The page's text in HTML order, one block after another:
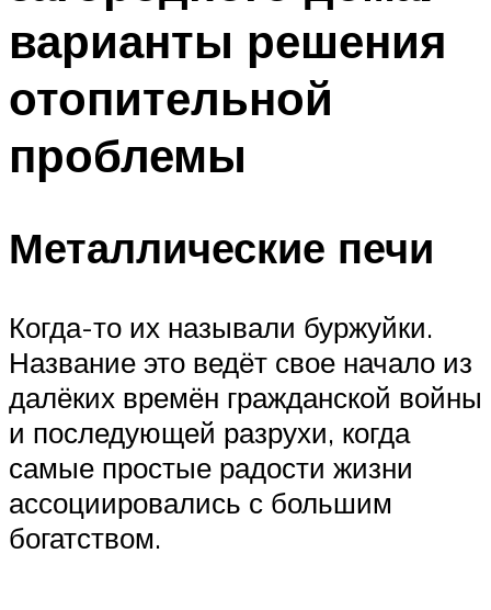
варианты решения
отопительной
проблемы
Металлические печи
Когда-то их называли буржуйки.
Название это ведёт свое начало из
далёких времён гражданской войны
и последующей разрухи, когда
самые простые радости жизни
ассоциировались с большим
богатством.